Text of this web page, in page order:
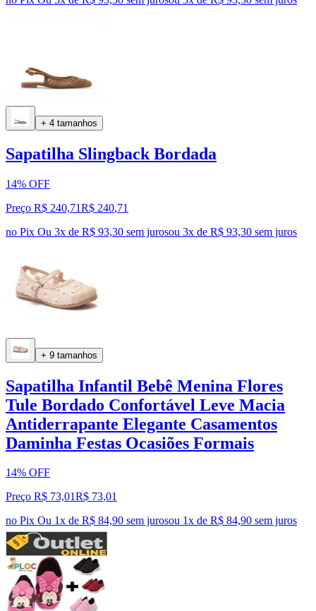
+ 4 tamanhos
Sapatilha Slingback Bordada
14% OFF
Preço R$ 240,71R$ 240,71
no Pix Ou 3x de R$ 93,30 sem jurosou 3x de R$ 93,30 sem juros
+ 9 tamanhos
Sapatilha Infantil Bebê Menina Flores
Tule Bordado Confortável Leve Macia
Antiderrapante Elegante Casamentos
Daminha Festas Ocasiões Formais
14% OFF
Preço R$ 73,01R$ 73,01
no Pix Ou 1x de R$ 84,90 sem jurosou 1x de R$ 84,90 sem juros